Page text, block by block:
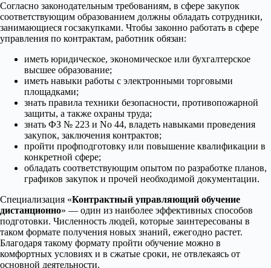
Согласно законодательным требованиям, в сфере закупок
соответствующим образованием должны обладать сотрудники,
занимающиеся госзакупками. Чтобы законно работать в сфере
управления по контрактам, работник обязан:
иметь юридическое, экономическое или бухгалтерское
высшее образование;
иметь навыки работы с электронными торговыми
площадками;
знать правила техники безопасности, противопожарной
защиты, а также охраны труда;
знать ФЗ № 223 и No 44, владеть навыками проведения
закупок, заключения контрактов;
пройти профподготовку или повышение квалификации в
конкретной сфере;
обладать соответствующим опытом по разработке планов,
графиков закупок и прочей необходимой документации.
Специализация «Контрактный управляющий обучение
дистанционно» — один из наиболее эффективных способов
подготовки. Численность людей, которые заинтересованы в
таком формате получения новых знаний, ежегодно растет.
Благодаря такому формату пройти обучение можно в
комфортных условиях и в сжатые сроки, не отвлекаясь от
основной деятельности.